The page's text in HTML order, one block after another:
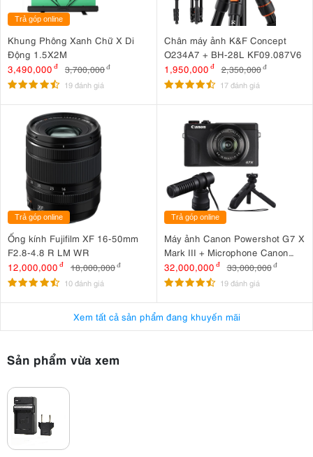
Trả góp online
Khung Phông Xanh Chữ X Di
Động 1.5X2M
3,490,000 đ 3,700,000đ
19 đánh giá
Chân máy ảnh K&F Concept
O234A7 + BH-28L KF09.087V6
1,950,000 đ 2,350,000 đ
17 đánh giá
Trả góp online
Ống kính Fujifilm XF 16-50mm
F2.8-4.8 R LM WR
12,000,000 đ 18,000,000đ
10 đánh giá
Trả góp online
Máy ảnh Canon Powershot G7 X
Mark III + Microphone Canon
DM-E100 + Báng tay cầm Canon
HG-100TBR
32,000,000 đ 33,000,000 đ
19 đánh giá
Xem tất cả sản phẩm đang khuyến mãi
Sản phẩm vừa xem